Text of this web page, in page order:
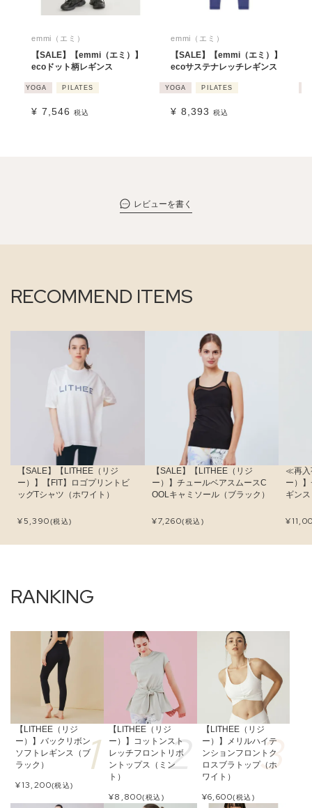
emmi（エミ）
【SALE】【emmi（エミ）】
ecoドット柄レギンス
YOGA PILATES
¥ 7,546 税込
emmi（エミ）
【SALE】【emmi（エミ）】
ecoサステナレッチレギンス
YOGA PILATES
¥ 8,393 税込
レビューを書く
RECOMMEND ITEMS
【SALE】【LITHEE（リジ
ー）】【FIT】ロゴプリントビ
ッグTシャツ（ホワイト）
¥5,390(税込)
【SALE】【LITHEE（リジ
ー）】チュールベアスムースC
OOLキャミソール（ブラック）
¥7,260(税込)
≪再入
ー）
ギン
¥
【LITHEE（リジ
ー）】バックリボン
ソフトレギンス（ブ
ラック）
¥13,200(税込)
【LITHEE（リジ
ー）】コットンスト
レッチフロントリボ
ントップス（ミン
ト）
¥8,800(税込)
【LITHEE（リジ
ー）】メリルハイテ
ンションフロントク
ロスブラトップ（ホ
ワイト）
¥6,600(税込)